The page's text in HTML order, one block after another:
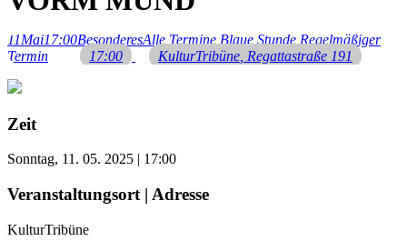
11Mai17:00BesonderesAlle Termine, Blaue Stunde, Regelmäßiger
Termin
17:00 KulturTribüne , Regattastraße 191
Zeit
Sonntag, 11. 05. 2025 | 17:00
Veranstaltungsort | Adresse
KulturTribüne